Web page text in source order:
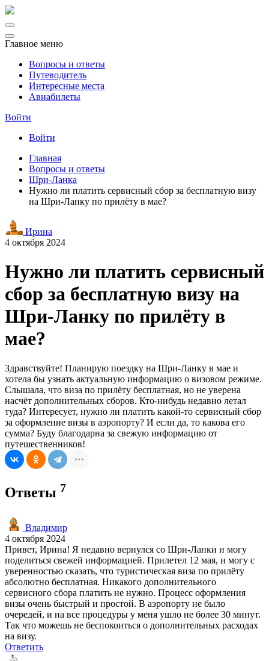
Главное меню
Вопросы и ответы
Путеводитель
Интересные места
Авиабилеты
Войти
Войти
Главная
Вопросы и ответы
Шри-Ланка
Нужно ли платить сервисный сбор за бесплатную визу
на Шри-Ланку по прилёту в мае?
Ирина
4 октября 2024
Нужно ли платить сервисный
сбор за бесплатную визу на
Шри-Ланку по прилёту в
мае?
Здравствуйте! Планирую поездку на Шри-Ланку в мае и
хотела бы узнать актуальную информацию о визовом режиме.
Слышала, что виза по прилёту бесплатная, но не уверена
насчёт дополнительных сборов. Кто-нибудь недавно летал
туда? Интересует, нужно ли платить какой-то сервисный сбор
за оформление визы в аэропорту? И если да, то какова его
сумма? Буду благодарна за свежую информацию от
путешественников!
Ответы 7
Владимир
4 октября 2024
Привет, Ирина! Я недавно вернулся со Шри-Ланки и могу
поделиться свежей информацией. Прилетел 12 мая, и могу с
уверенностью сказать, что туристическая виза по прилёту
абсолютно бесплатная. Никакого дополнительного
сервисного сбора платить не нужно. Процесс оформления
визы очень быстрый и простой. В аэропорту не было
очередей, и на все процедуры у меня ушло не более 30 минут.
Так что можешь не беспокоиться о дополнительных расходах
на визу.
Ответить